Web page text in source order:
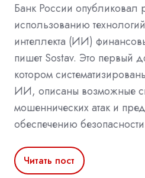
Банк России опубликовал
использованию
интеллекта (ИИ)
пишет Sostav. Это первый
котором
ИИ, описаны возможные
мошеннических атак и
обеспечению
Читать пост